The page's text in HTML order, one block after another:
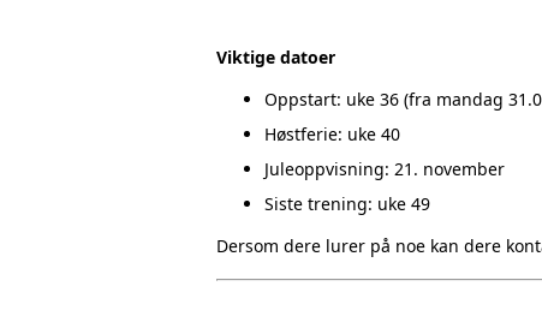
Viktige datoer
Oppstart: uke 36 (fra mandag
Høstferie: uke 40
Juleoppvisning: 21. november
Siste trening: uke 49
Dersom dere lurer på noe kan dere